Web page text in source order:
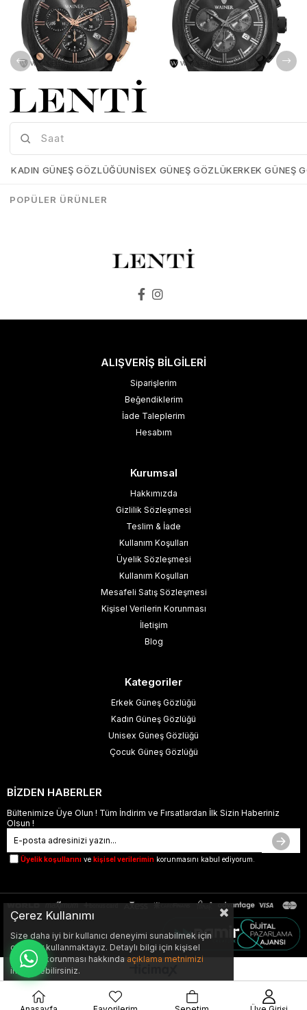
Wainer-WA-10000-C Wainer-WA-10000-E
ALIŞVERİŞ BİLGİLERİ
Siparişlerim
Beğendiklerim
İade Taleplerim
Hesabım
Kurumsal
Hakkımızda
Gizlilik Sözleşmesi
Teslim & İade
Kullanım Koşulları
Üyelik Sözleşmesi
Kullanım Koşulları
Mesafeli Satış Sözleşmesi
Kişisel Verilerin Korunması
İletişim
Blog
Kategoriler
Erkek Güneş Gözlüğü
Kadın Güneş Gözlüğü
Unisex Güneş Gözlüğü
Çocuk Güneş Gözlüğü
BİZDEN HABERLER
Bültenimize Üye Olun ! Tüm İndirim ve Fırsatlardan İlk Sizin Haberiniz
Olsun !
Üyelik koşullarını ve kişisel verilerimin korunmasını kabul ediyorum.
Çerez Kullanımı
Size daha iyi bir kullanıcı deneyimi sunabilmek için
çerezler kullanmaktayız. Detaylı bilgi için kişisel
verilerin korunması hakkında açıklama metnimizi
inceleyebilirsiniz.
KADIN GÜNEŞ GÖZLÜĞÜUNISEX GÜNEŞ GÖZLÜKERKEK GÜNEŞ
POPÜLER ÜRÜNLER